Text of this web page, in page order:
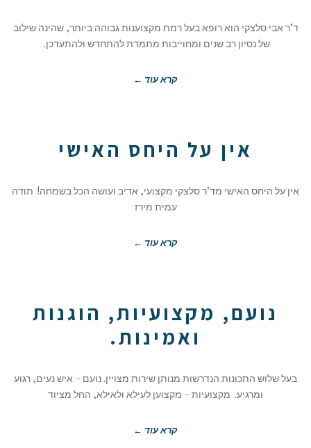
ד"ר אבי סלצקי הוא רופא בעל רמת מקצוענות גבוהה ביותר, שהינה שילוב
של נסיון רב שנים ומחוייבות מתמדת להתחדש ולהתעדכן.
קרא עוד ←
אין על היחס האישי
אין על היחס האישי מד"ר סלצקי מקצועי, אדיב ועושה הכל בשמחה! תודה
עמית מירז
קרא עוד ←
נועם, מקצועיות, הוגנות
ואמינות.
בעל שלוש התכונות הנדרשות מנותן שירות מצויין. נועם – איש נעים, רגוע
ומרגיע. מקצועיות – מקצוען לעילא ולאילא, החל מציוד
קרא עוד ←